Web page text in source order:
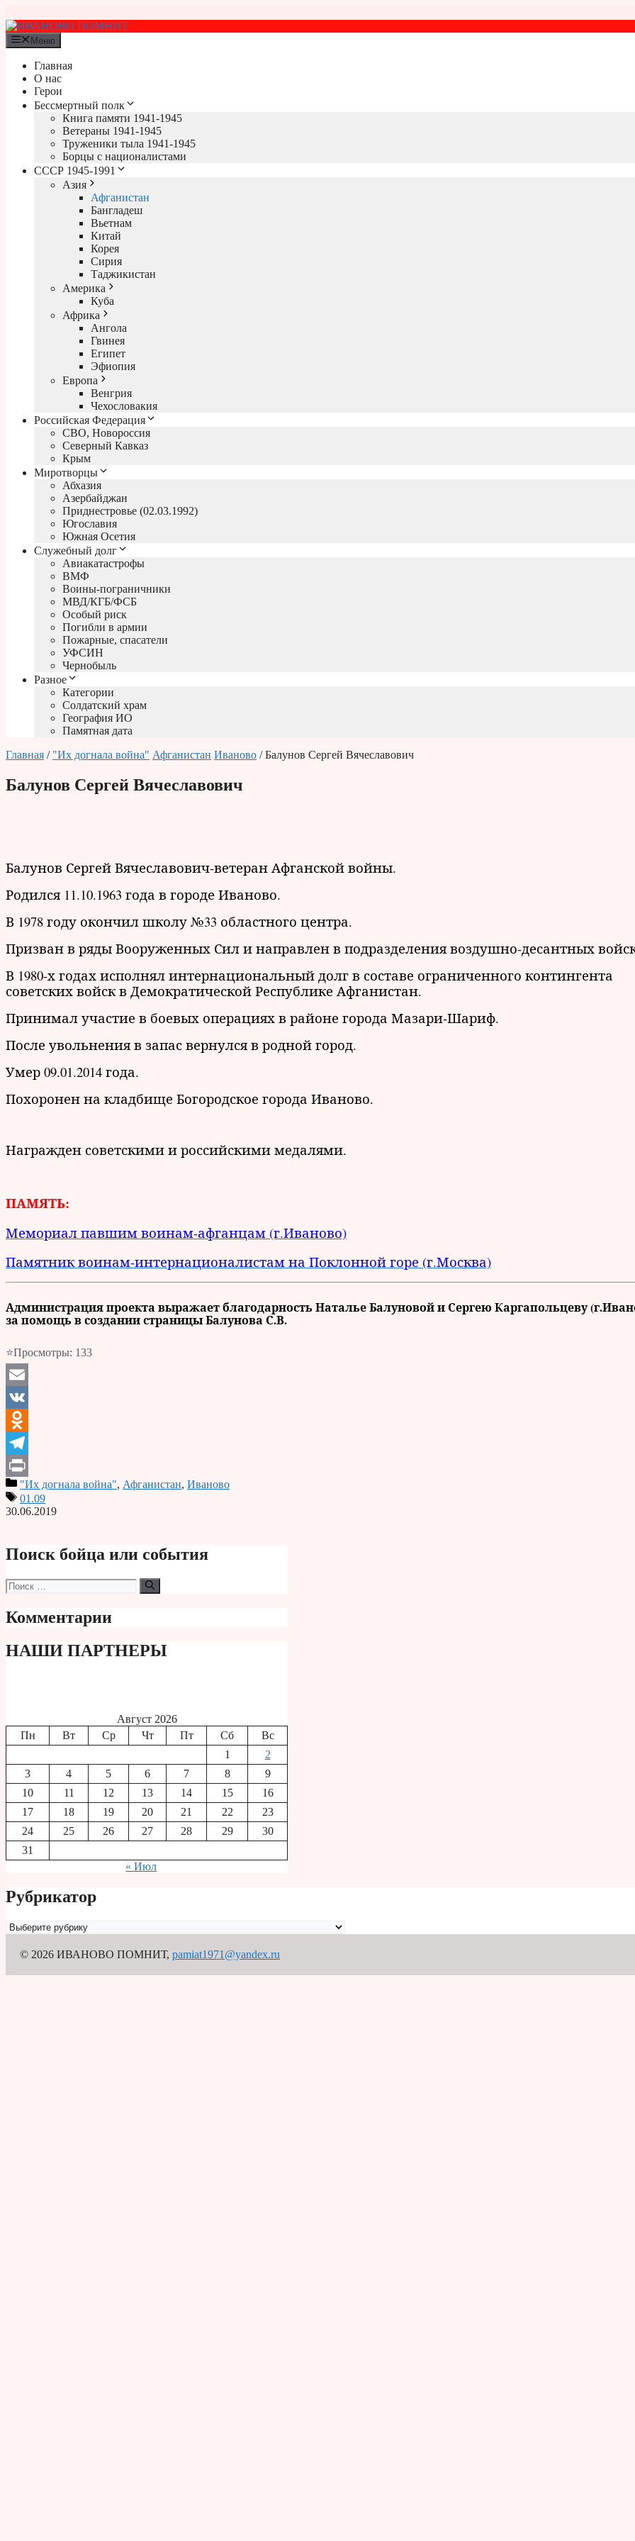
к
содержимому
Меню
Главная
О нас
Герои
Бессмертный полк
Книга памяти 1941-1945
Ветераны 1941-1945
Труженики тыла 1941-1945
Борцы с националистами
СССР 1945-1991
Азия
Афганистан
Бангладеш
Вьетнам
Китай
Корея
Сирия
Таджикистан
Америка
Куба
Африка
Ангола
Гвинея
Египет
Эфиопия
Европа
Венгрия
Чехословакия
Российская Федерация
СВО, Новороссия
Северный Кавказ
Крым
Миротворцы
Абхазия
Азербайджан
Приднестровье (02.03.1992)
Югославия
Южная Осетия
Служебный долг
Авиакатастрофы
ВМФ
Воины-пограничники
МВД/КГБ/ФСБ
Особый риск
Погибли в армии
Пожарные, спасатели
УФСИН
Чернобыль
Разное
Категории
Солдатский храм
География ИО
Памятная дата
Главная / "Их догнала война" Афганистан Иваново / Балунов Сергей Вячеславович
Балунов Сергей Вячеславович
Балунов Сергей Вячеславович-ветеран Афганской войны.
Родился 11.10.1963 года в городе Иваново.
В 1978 году окончил школу №33 областного центра.
Призван в ряды Вооруженных Сил и направлен в подразделения воздушно-десантных
В 1980-х годах исполнял интернациональный долг в составе ограниченного контингента
советских войск в Демократической Республике Афганистан.
Принимал участие в боевых операциях в районе города Мазари-Шариф.
После увольнения в запас вернулся в родной город.
Умер 09.01.2014 года.
Похоронен на кладбище Богородское города Иваново.
Награжден советскими и российскими медалями.
ПАМЯТЬ:
Мемориал павшим воинам-афганцам (г.Иваново)
Памятник воинам-интернационалистам на Поклонной горе (г.Москва)
Администрация проекта выражает благодарность Наталье Балуновой и Сергею Каргапольцеву
за помощь в создании страницы Балунова С.В.
⭐Просмотры: 133
Email
VK
Odnoklassniki
Telegram
Print"Их догнала война", Афганистан, Иваново
01.09
30.06.2019
Поиск бойца или события
Поиск:
Комментарии
НАШИ ПАРТНЕРЫ
Август 2026
Пн
Вт Ср Чт Пт Сб
Вс
1
2
3
4 5 6 7 8
9
10
11 12 13 14 15
16
17
18 19 20 21 22
23
24
25 26 27 28 29
30
31
« Июл
Рубрикатор
Рубрикатор
© 2026 ИВАНОВО ПОМНИТ, pamiat1971@yandex.ru